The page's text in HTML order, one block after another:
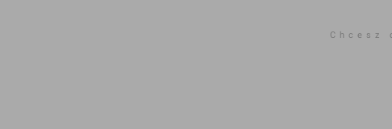
Chcesz